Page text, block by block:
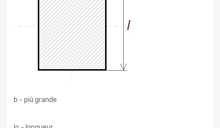
b - più grande